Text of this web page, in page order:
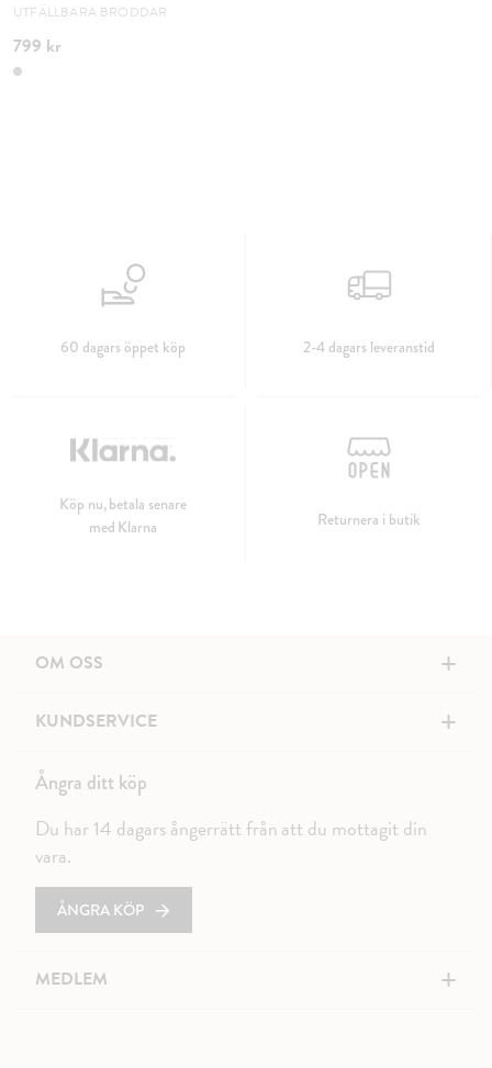
UTFÄLLBARA BRODDAR
799 kr
60 dagars öppet köp 2-4 dagars leveranstid
Köp nu, betala senare
med Klarna
Returnera i butik
OM OSS +
KUNDSERVICE +
Ångra ditt köp
Du har 14 dagars ångerrätt från att du mottagit din
vara.
ÅNGRA KÖP
MEDLEM +